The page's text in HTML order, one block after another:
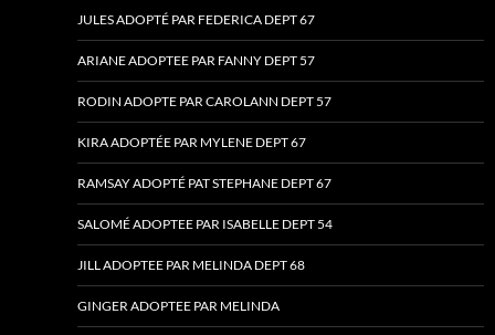
JULES ADOPTÉ PAR FEDERICA DEPT 67
ARIANE ADOPTEE PAR FANNY DEPT 57
RODIN ADOPTE PAR CAROLANN DEPT 57
KIRA ADOPTÉE PAR MYLENE DEPT 67
RAMSAY ADOPTÉ PAT STEPHANE DEPT 67
SALOMÉ ADOPTEE PAR ISABELLE DEPT 54
JILL ADOPTEE PAR MELINDA DEPT 68
GINGER ADOPTEE PAR MELINDA